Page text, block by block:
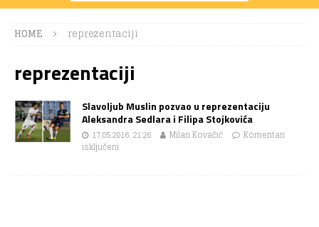
HOME reprezentaciji
reprezentaciji
Slavoljub Muslin pozvao u reprezentaciju
Aleksandra Sedlara i Filipa Stojkovića
17.05.2016. 21:26 Milan Kovačić
Komentari
isključeni